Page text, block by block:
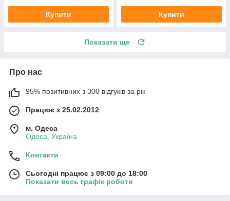
Купити Купити
Показати ще
Про нас
95% позитивних з 300 відгуків за рік
Працює з 25.02.2012
м. Одеса
Одеса, Україна
Контакти
Сьогодні працює з 09:00 до 18:00
Показати весь графік роботи